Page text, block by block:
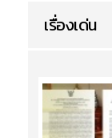
เรื่องเด่น